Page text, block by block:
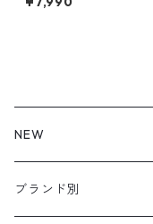
NEW
ブランド別